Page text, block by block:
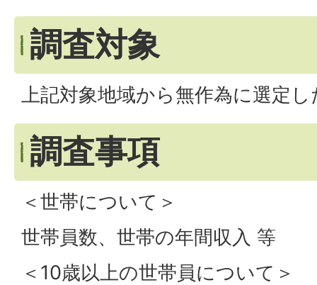
調査対象
上記対象地域から無作為に選定
調査事項
＜世帯について＞
世帯員数、世帯の年間収入 等
＜10歳以上の世帯員について＞